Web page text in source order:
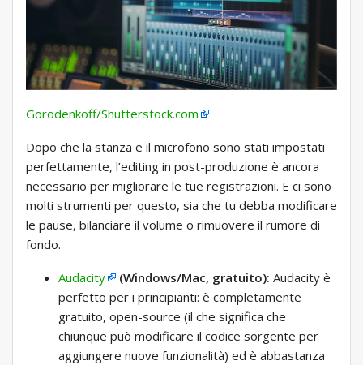
Gorodenkoff/Shutterstock.com
Dopo che la stanza e il microfono sono stati impostati
perfettamente, l’editing in post-produzione è ancora
necessario per migliorare le tue registrazioni. E ci sono
molti strumenti per questo, sia che tu debba modificare
le pause, bilanciare il volume o rimuovere il rumore di
fondo.
Audacity (Windows/Mac, gratuito): Audacity è
perfetto per i principianti: è completamente
gratuito, open-source (il che significa che
chiunque può modificare il codice sorgente per
aggiungere nuove funzionalità) ed è abbastanza